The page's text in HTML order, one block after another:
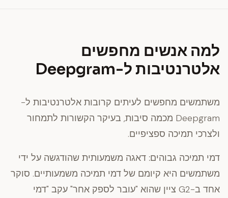
למה אנשים מחפשים
אלטרנטיבות ל-Deepgram
משתמשים מחפשים לעיתים קרובות אלטרנטיבות ל-
Deepgram מכמה סיבות, בעיקר הקשורות לתמחור
ולצרכי תמיכה ספציפיים.
דמי תמיכה גבוהים: דאגה משמעותית שהודגשה על ידי
משתמשים היא קיומם של דמי תמיכה משמעותיים. סוקר
אחד ב-G2 ציין שהוא "עובר לספק אחר" עקב "דמי